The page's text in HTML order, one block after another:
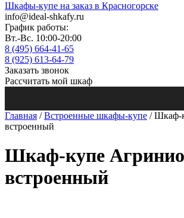
Шкафы-купе на заказ в Красногорске
info@ideal-shkafy.ru
График работы:
Вт.-Вс. 10:00-20:00
8 (495) 664-41-65
8 (925) 613-64-79
Заказать звонок
Рассчитать мой шкаф
Главная /Встроенные шкафы-купе / Шкаф-
встроенный
Шкаф-купе
встроенный